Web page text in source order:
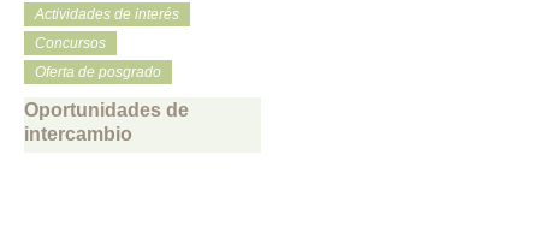
Actividades de interés
Concursos
Oferta de posgrado
Oportunidades de
intercambio